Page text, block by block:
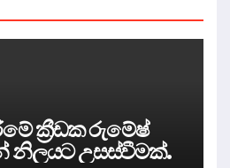
ක්‍රීඩක රුමේෂ්
නිලයට උසස්වීමක්.